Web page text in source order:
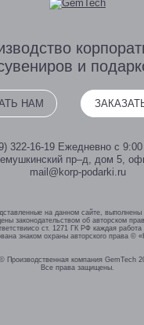
и
НАМ
322-16-19 Ежедневно с
пр–д, дом 5,
mail@korp-podarki.ru
на данном сайте, выполнены
законодательством об авторском
ст. 1271 ГК РФ каждая работа
знаком охраны авторского права ©
© Производственная компания GemTech
Все права защищены.